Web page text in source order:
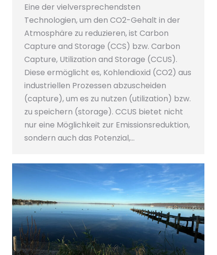
Eine der vielversprechendsten
Technologien, um den CO2-Gehalt in der
Atmosphäre zu reduzieren, ist Carbon
Capture and Storage (CCS) bzw. Carbon
Capture, Utilization and Storage (CCUS).
Diese ermöglicht es, Kohlendioxid (CO2) aus
industriellen Prozessen abzuscheiden
(capture), um es zu nutzen (utilization) bzw.
zu speichern (storage). CCUS bietet nicht
nur eine Möglichkeit zur Emissionsreduktion,
sondern auch das Potenzial,…